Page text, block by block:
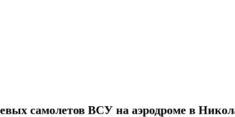
самолетов ВСУ на аэродроме в